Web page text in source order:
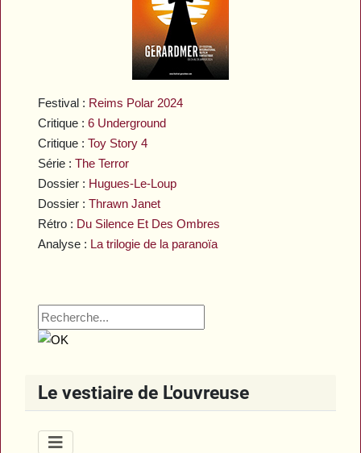
Festival : Reims Polar 2024
Critique :6 Underground
Critique :Toy Story 4
Série :The Terror
Dossier : Hugues-Le-Loup
Dossier :Thrawn Janet
Rétro : Du Silence Et Des Ombres
Analyse : La trilogie de la paranoïa
Le vestiaire de L'ouvreuse